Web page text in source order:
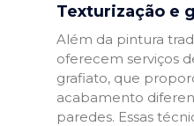
Texturização e
Além da pintura
oferecem serviços
grafiato, que
acabamento
paredes. Essas